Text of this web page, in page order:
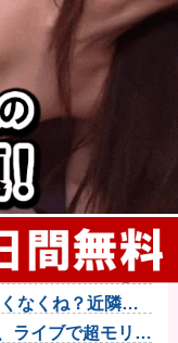
皮ごと入れよ。
ｗｗｗｗｗｗｗ
レベルのやらか
ッッッッッッッッ
ー攻撃…英政府
起き』←もっと
とは思わなかっ
ぁ、先発リリー
向けに製品修理
ンソーで竹を切
なくね？近隣店
ライブで超モリマ